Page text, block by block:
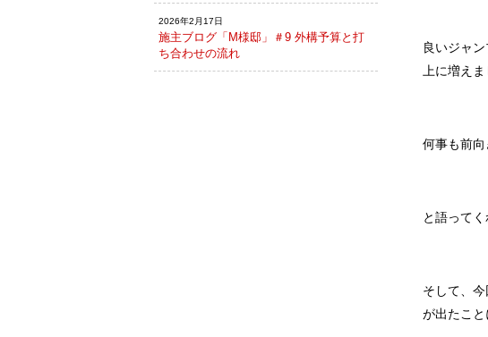
良いジャ
上に増えま
何事も前向
と語ってく
そして、
が出たこ
2026年2月17日
施主ブログ「M様邸」＃9 外構予算と打
ち合わせの流れ